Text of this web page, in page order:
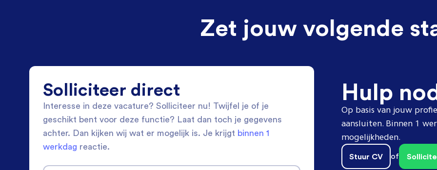
Zet jouw volgende
Solliciteer direct
Interesse in deze vacature? Solliciteer nu! Twijfel je of je
geschikt bent voor deze functie? Laat dan toch je gegevens
achter. Dan kijken wij wat er mogelijk is. Je krijgt binnen 1
werkdag reactie.
Hulp
Op basis van jouw
aansluiten. Binnen 1
mogelijkheden.
Stuur CV of